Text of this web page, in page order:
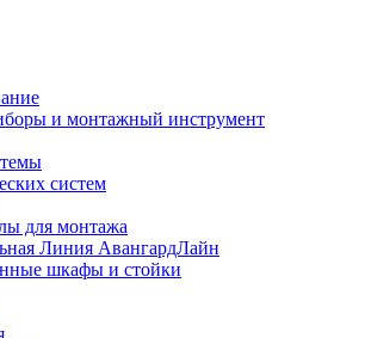
и монтажный инструмент
систем
для монтажа
Линия АвангардЛайн
шкафы и стойки